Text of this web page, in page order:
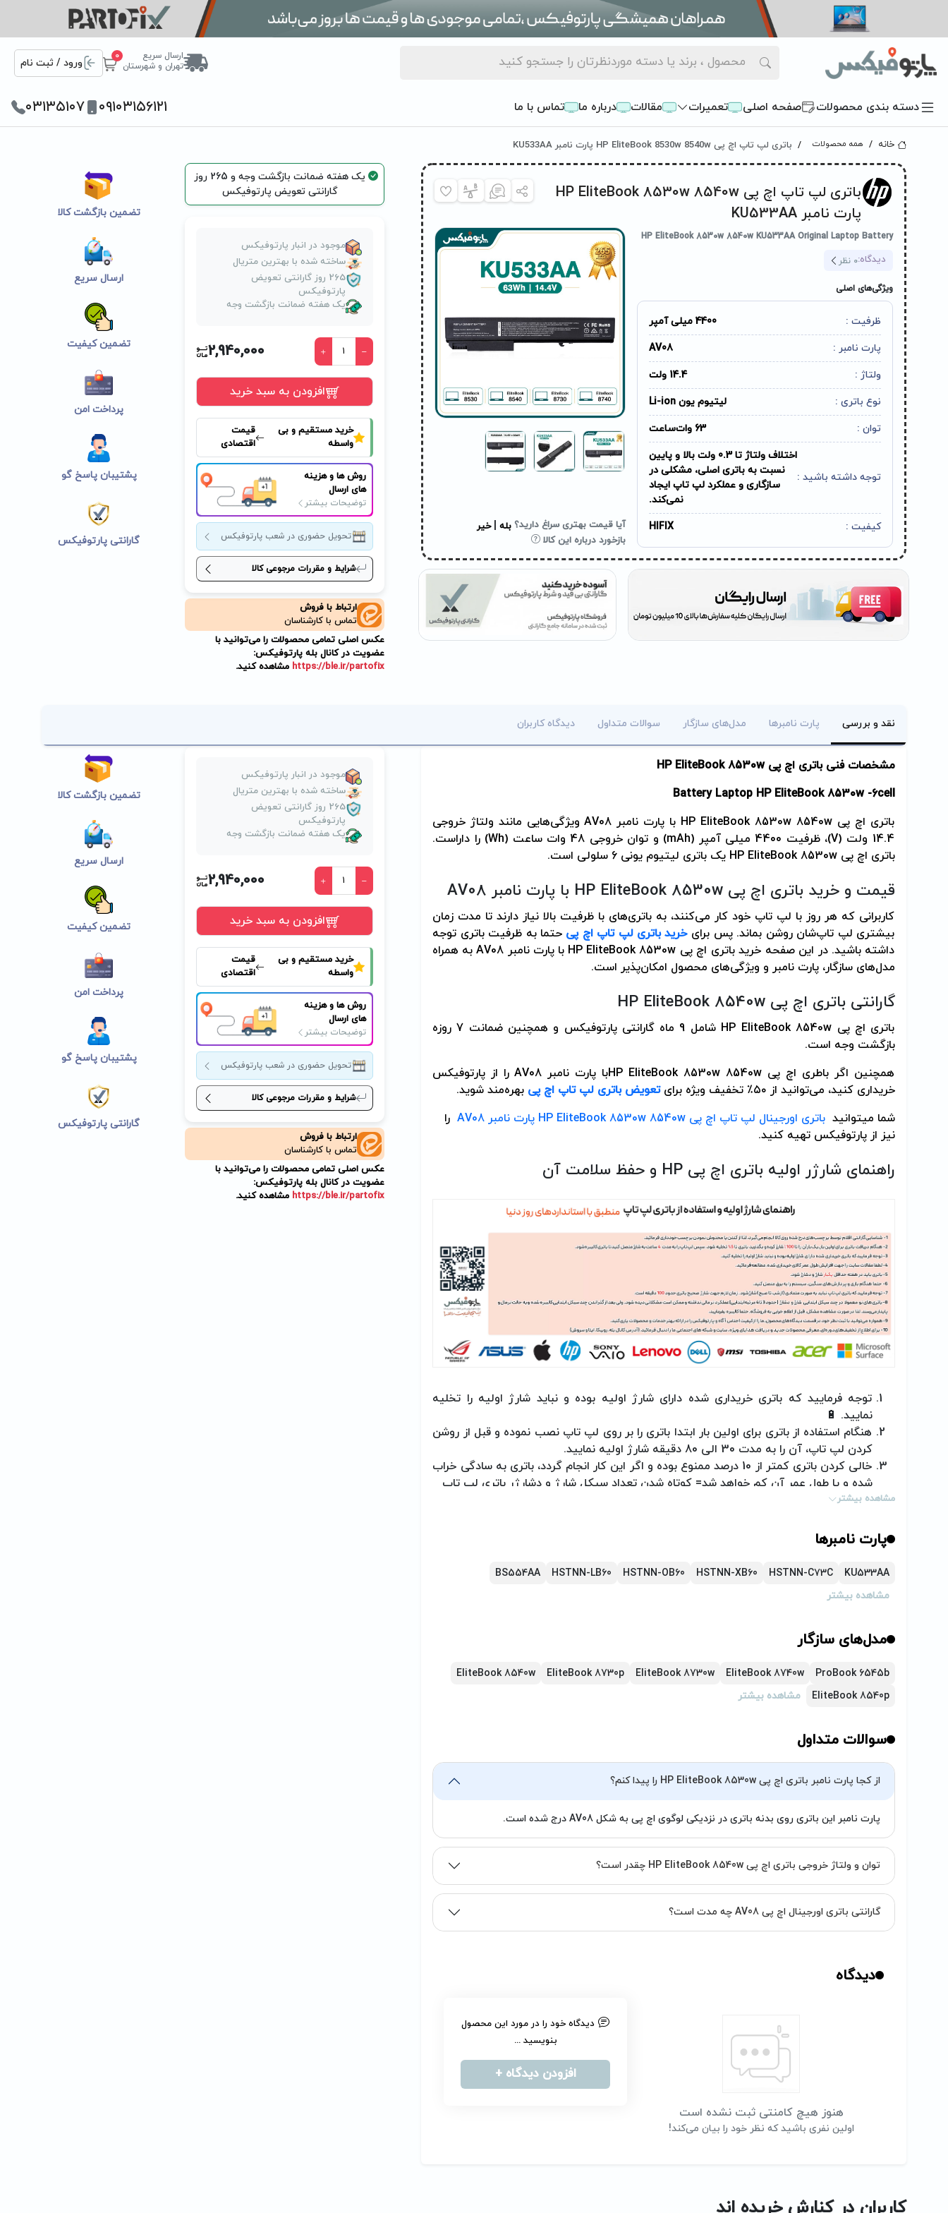
ارسال سریع
تهران و شهرستان
0
ورود / ثبت نام
دسته بندی محصولات صفحه اصلی تعمیرات مقالات درباره ما تماس با ما ۰۹۱۰۳۱۵۶۱۲۱ ۰۳۱۳۵۱۰۷
خانه همه محصولات باتری لپ تاپ اچ پی HP EliteBook 8530w 8540w پارت نامبر KU533AA
باتری لپ تاپ اچ پی HP EliteBook 8530w 8540w
پارت نامبر KU533AA
HP EliteBook 8530w 8540w KU533AA Original Laptop Battery
دیدگاه:0 نظر
ویژگی‌های اصلی
ظرفیت :
4400 میلی آمپر
پارت نامبر :
AV08
ولتاژ :
14.4 ولت
نوع باتری :
لیتیوم یون Li-ion
توان :
63 وات‌ساعت
توجه داشته باشید :
اختلاف ولتاژ تا 0.3 ولت بالا و پایین
نسبت به باتری اصلی، مشکلی در
سازگاری و عملکرد لپ تاپ ایجاد
نمی‌کند.
کیفیت :
HIFIX آیا قیمت بهتری سراغ دارید؟ بله | خیر
بازخورد درباره این کالا
یک هفته ضمانت بازگشت وجه و 265 روز
گارانتی تعویض پارتوفیکس
موجود در انبار پارتوفیکس
ساخته شده با بهترین متریال
265 روز گارانتی تعویض
پارتوفیکس
یک هفته ضمانت بازگشت وجه
2,940,000
افزودن به سبد خرید
خرید مستقیم و بی
واسطه
قیمت
اقتصادی
روش ها و هزینه
های ارسال
توضیحات بیشتر
تحویل حضوری در شعب پارتوفیکس
شرایط و مقررات مرجوعی کالا
ارتباط با فروش
تماس با کارشناسان
عکس اصلی تمامی محصولات را می‌توانید با
عضویت در کانال بله پارتوفیکس:
https://ble.ir/partofix مشاهده کنید.
تضمین بازگشت کالا
ارسال سریع
تضمین کیفیت
پرداخت امن
پشتیبان پاسخ گو
گارانتی پارتوفیکس
نقد و بررسی پارت نامبرها مدل‌های سازگار سوالات متداول دیدگاه کاربران
موجود در انبار پارتوفیکس
ساخته شده با بهترین متریال
265 روز گارانتی تعویض
پارتوفیکس
یک هفته ضمانت بازگشت وجه
2,940,000
افزودن به سبد خرید
خرید مستقیم و بی
واسطه
قیمت
اقتصادی
روش ها و هزینه
های ارسال
توضیحات بیشتر
تحویل حضوری در شعب پارتوفیکس
شرایط و مقررات مرجوعی کالا
ارتباط با فروش
تماس با کارشناسان
عکس اصلی تمامی محصولات را می‌توانید با
عضویت در کانال بله پارتوفیکس:
https://ble.ir/partofix مشاهده کنید.
تضمین بازگشت کالا
ارسال سریع
تضمین کیفیت
پرداخت امن
پشتیبان پاسخ گو
گارانتی پارتوفیکس
مشخصات فنی باتری اچ پیHP EliteBook 8530w
Battery Laptop HP EliteBook 8530w -6cell
باتری اچ پی HP EliteBook 8530w 8540w با پارت نامبر AV08ویژگی‌هایی مانند ولتاژ خروجی
14.4 ولت (
V)، ظرفیت 4400 میلی آمپر ( mAh) و توان خروجی 48 وات ساعت ( Wh) را داراست.
باتری اچ پیHP EliteBook 8530w یک باتری لیتیوم یونی 6 سلولی است .
قیمت و خرید باتری اچ پیHP EliteBook 8530w با پارت نامبر AV08
کاربرانی که هر روز با لپ تاپ خود کار می‌کنند، به باتری‌های با ظرفیت بالا نیاز دارند تا مدت زمان
بیشتری لپ تاپ‌شان روشن بماند. پس برایخرید باتری لپ تاپ اچ پی حتما به ظرفیت باتری توجه
داشته باشید. در این صفحه خرید باتری اچ پی HP EliteBook 8530w با پارت نامبر AV08به همراه
مدل‌های سازگار، پارت نامبر و ویژگی‌های محصول امکان‌پذیر است.
گارانتی باتری اچ پیHP EliteBook 8540w
باتری اچ پی HP EliteBook 8540w
شامل 9 ماه گارانتی پارتوفیکس و همچنین ضمانت 7 روزه
بازگشت وجه است.
همچنین اگر باطری اچ پی HP EliteBook 8530w 8540wبا پارت نامبر AV08را از پارتوفیکس
خریداری کنید، می‌توانید از ۵۰٪ تخفیف ویژه برای
تعویض باتری لپ تاپ اچ پی بهره‌مند شوید.
شما میتوانیدباتری اورجینال لپ تاپ اچ پی HP EliteBook 8530w 8540w پارت نامبر AV08
را
نیز از پارتوفیکس تهیه کنید.
راهنمای شارژر اولیه باتری اچ پیHP و حفظ سلامت آن
توجه فرمایید که باتری خریداری شده دارای شارژ اولیه بوده و نباید شارژ اولیه را تخلیه
نمایید. 🔋
هنگام استفاده از باتری برای اولین بار ابتدا باتری را بر روی لپ تاپ نصب نموده و قبل از روشن
کردن لپ تاپ، آن را به مدت 30 الی 80 دقیقه شارژ اولیه نمایید.
خالی کردن باتری کمتر از 10 درصد ممنوع بوده و اگر این کار انجام گردد، باتری به سادگی خراب
شده و یا طول عمر آن کم خواهد شد= کوتاه شدن تعداد سیکل شارژ و دشارژر باتری لپ تاپ
اگر به هر دلیل قصد استفاده از لپ تاچ خود را به مدت طولانی (یک هفته یا بیشتر) ندارید،
در صورت اکسترنال بودن باتری، هرگز باتری را از لپ تاپ در حال استفاده و یا شارژ شدن از
اقدام نمائید.
مشکل از شارژر یا لپ تاپ باشد، که باید در این مورد به متخصص مربوطه مراجعه فرمایید.
مشاهده بیشتر
پارت نامبرها
KU533AA
HSTNN-C73C
HSTNN-XB60
HSTNN-OB60
HSTNN-LB60
BS554AA
مشاهده بیشتر
مدل‌های سازگار
ProBook 6545b
EliteBook 8740w
EliteBook 8730w
EliteBook 8730p
EliteBook 8540w
EliteBook 8540p
مشاهده بیشتر
سوالات متداول
از کجا پارت نامبر باتری اچ پی HP EliteBook 8530w را پیدا کنم؟
پارت نامبر این باتری روی بدنه باتری در نزدیکی لوگوی اچ پی به شکل AV08 درج شده است.
توان و ولتاژ خروجی باتری اچ پی HP EliteBook 8540w چقدر است؟
گارانتی باتری اورجینال اچ پی AV08 چه مدت است؟
دیدگاه
هنوز هیچ کامنتی ثبت نشده است
اولین نفری باشید که نظر خود را بیان می‌کند!
دیدگاه خود را در مورد این محصول
بنویسید ...
افزودن دیدگاه +
کاربران در کنارش خریده اند